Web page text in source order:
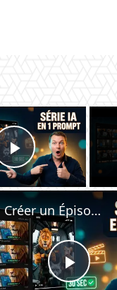
×
Play Video
Play
Créer un Épisode de Série Animée IA en Quelques Clics — Shots, Dialogue et Assemblage Live